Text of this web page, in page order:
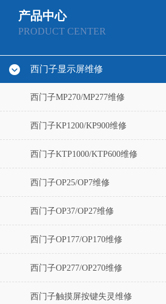
产品中心
PRODUCT CENTER
西门子显示屏维修
西门子MP270/MP277维修
西门子KP1200/KP900维修
西门子KTP1000/KTP600维修
西门子OP25/OP7维修
西门子OP37/OP27维修
西门子OP177/OP170维修
西门子OP277/OP270维修
西门子触摸屏按键失灵维修